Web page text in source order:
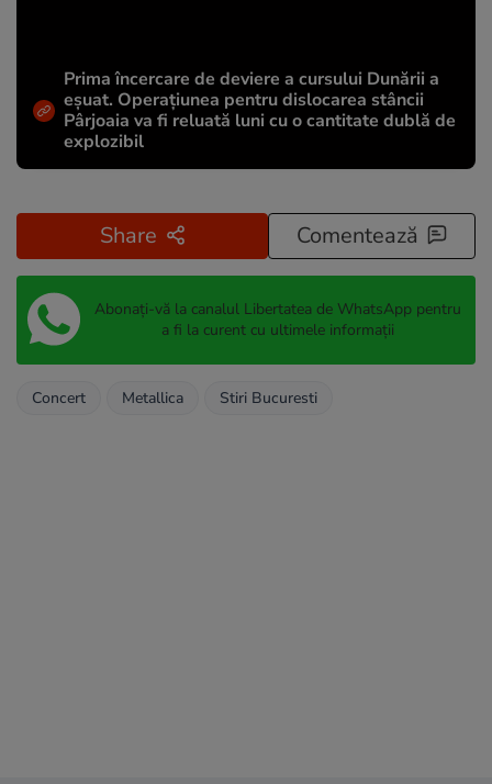
Prima încercare de deviere a cursului Dunării a
eșuat. Operațiunea pentru dislocarea stâncii
Pârjoaia va fi reluată luni cu o cantitate dublă de
explozibil
Share Comentează
Abonați-vă la canalul Libertatea de WhatsApp pentru
a fi la curent cu ultimele informații
Concert Metallica Stiri Bucuresti